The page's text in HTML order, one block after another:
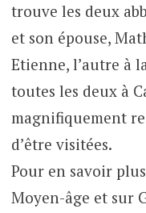
trouve les deux
et son épouse,
Etienne, l’autre à
toutes les deux à
magnifiquement
d’être visitées.
Pour en savoir
Moyen-âge et sur